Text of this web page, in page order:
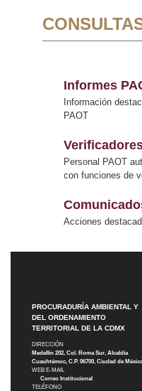
Informes
Información
PAOT
Personal PAOT
con funciones de
Acciones
PROCURADURÍA AMBIENTAL Y
DEL ORDENAMIENTO
TERRITORIAL DE LA CDMX
DIRECCIÓN
Medellín 202, Col. Roma Sur, Alcaldía
Cuauhtémoc, C.P. 06700, Ciudad de
WEB E-MAIL
Correo Institucional
TELÉFONO